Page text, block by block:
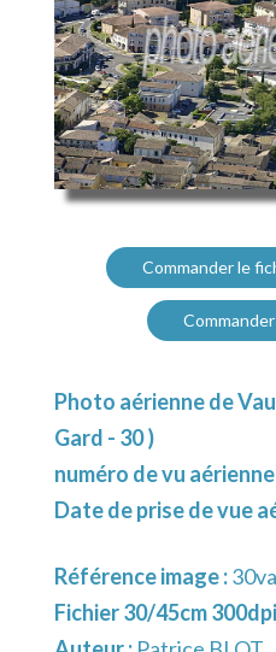
Commander le
Photo aérienne de
Gard - 30 )
numéro de vu aérienne
Date de prise de vue
Référence image :
Fichier 30/45cm 300dpi